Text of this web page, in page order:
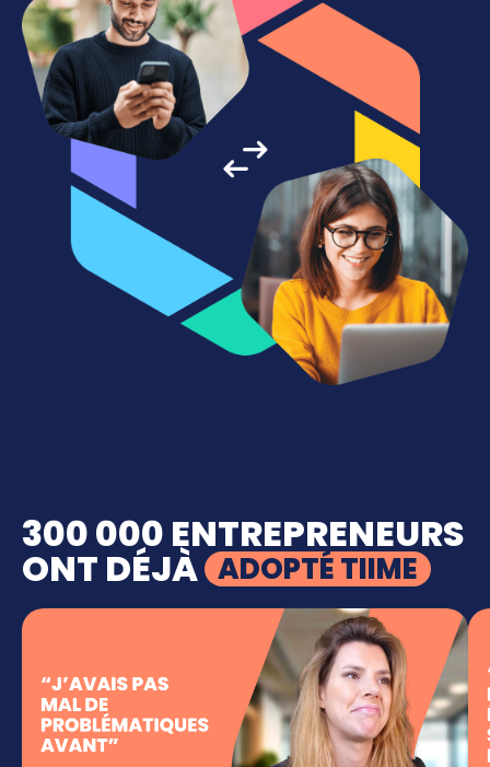
300 000 ENTREPRENEURS
ONT DÉJÀ ADOPTÉ TIIME